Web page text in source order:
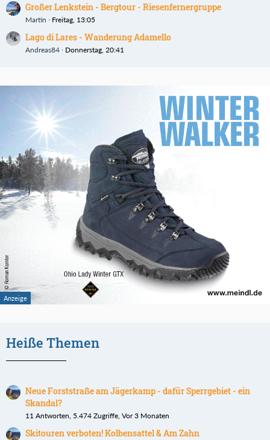
Großer Lenkstein - Bergtour - Riesenfernergruppe
Martin Freitag, 13:05
Lago di Lares - Wanderung Adamello
Andreas84 Donnerstag, 20:41
Heiße Themen
Neue Forststraße am Jägerkamp - dafür Sperrgebiet - ein
Skandal?
11 Antworten, 5.474 Zugriffe, Vor 3 Monaten
Skitouren verboten! Kolbensattel & Am Zahn